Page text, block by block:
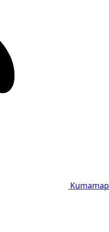
Kumamap